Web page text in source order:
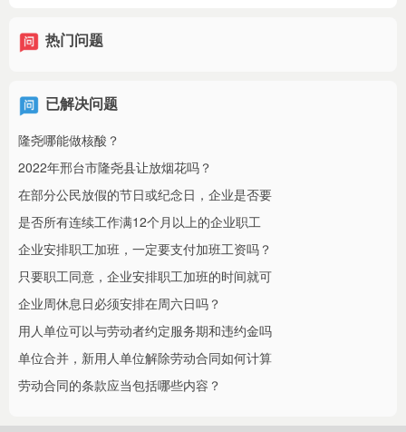
热门问题
已解决问题
隆尧哪能做核酸？
2022年邢台市隆尧县让放烟花吗？
在部分公民放假的节日或纪念日，企业是否要
是否所有连续工作满12个月以上的企业职工
企业安排职工加班，一定要支付加班工资吗？
只要职工同意，企业安排职工加班的时间就可
企业周休息日必须安排在周六日吗？
用人单位可以与劳动者约定服务期和违约金吗
单位合并，新用人单位解除劳动合同如何计算
劳动合同的条款应当包括哪些内容？